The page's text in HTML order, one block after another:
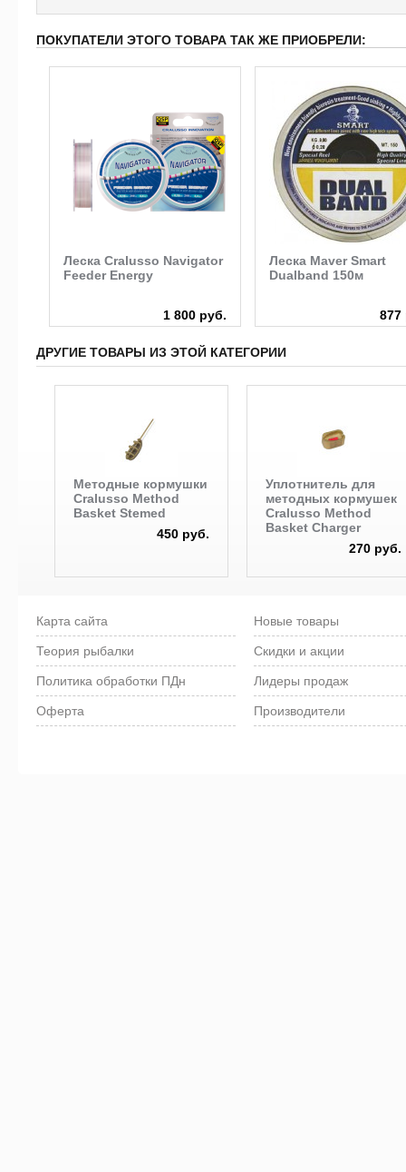
ПОКУПАТЕЛИ ЭТОГО ТОВАРА ТАК ЖЕ ПРИОБРЕЛИ:
Леска Cralusso Navigator
Feeder Energy
1 800 руб.
Леска Maver Smart
Dualband 150м
877
ДРУГИЕ ТОВАРЫ ИЗ ЭТОЙ КАТЕГОРИИ
Методные кормушки
Cralusso Method
Basket Stemed
450 руб.
Уплотнитель для
методных кормушек
Cralusso Method
Basket Charger
270 руб.
Карта сайта
Теория рыбалки
Политика обработки ПДн
Оферта
Новые товары
Скидки и акции
Лидеры продаж
Производители